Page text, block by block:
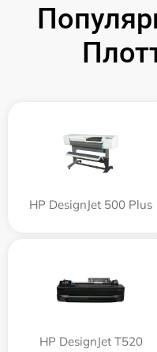
HP DesignJet 500 Plus
HP DesignJet T520